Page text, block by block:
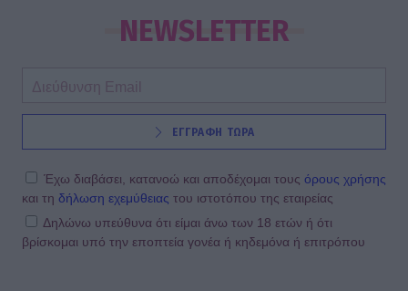
NEWSLETTER
ΕΓΓΡΑΦΗ ΤΩΡΑ
Έχω διαβάσει, κατανοώ και αποδέχομαι τους όρους χρήσης
και τη δήλωση εχεμύθειας του ιστοτόπου της εταιρείας
Δηλώνω υπεύθυνα ότι είμαι άνω των 18 ετών ή ότι
βρίσκομαι υπό την εποπτεία γονέα ή κηδεμόνα ή επιτρόπου